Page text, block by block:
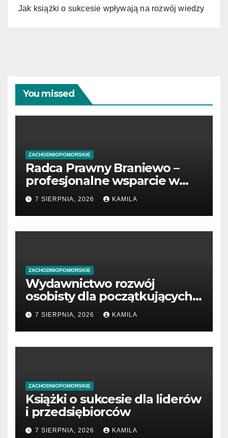
Jak książki o sukcesie wpływają na rozwój wiedzy
You missed
ZACHODNIOPOMORSKIE
Radca Prawny Braniewo –
profesjonalne wsparcie w
sprawach prawnych
7 SIERPNIA, 2026 KAMILA
ZACHODNIOPOMORSKIE
Wydawnictwo rozwój
osobisty dla początkujących
przedsiębiorców
7 SIERPNIA, 2026 KAMILA
ZACHODNIOPOMORSKIE
Książki o sukcesie dla liderów
i przedsiębiorców
7 SIERPNIA, 2026 KAMILA